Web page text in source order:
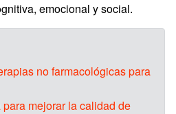
emocional y social.
no farmacológicas para
mejorar la calidad de